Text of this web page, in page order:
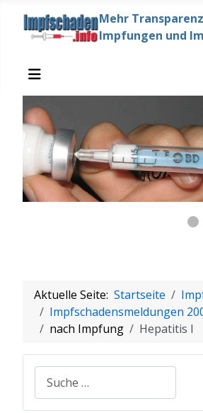
Mehr
Impfungen und
Aktuelle Seite: Startseite
Impfschadensmeldungen
nach Impfung
Hepatitis I
Suchen